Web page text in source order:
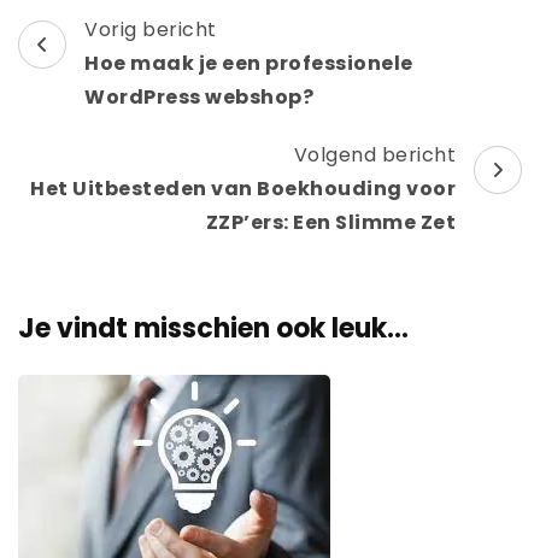
Berichtnavigatie
Vorig bericht
Hoe maak je een professionele
WordPress webshop?
Volgend bericht
Het Uitbesteden van Boekhouding voor
ZZP’ers: Een Slimme Zet
Je vindt misschien ook leuk...